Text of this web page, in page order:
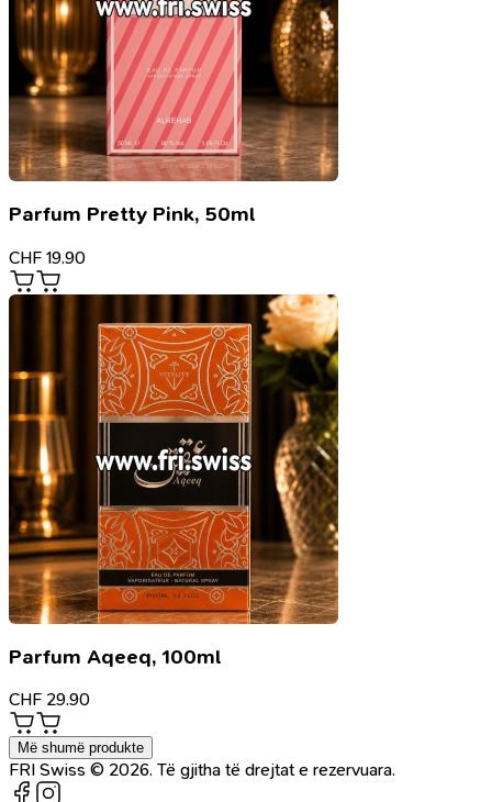
Parfum Pretty Pink, 50ml
CHF 19.90
Parfum Aqeeq, 100ml
CHF 29.90
Më shumë produkte
FRI Swiss © 2026. Të gjitha të drejtat e rezervuara.